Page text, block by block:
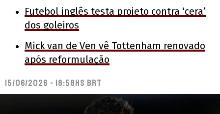
Futebol inglês testa projeto contra ‘cera’
dos goleiros
Mick van de Ven vê Tottenham renovado
após reformulação
15/06/2026 - 18:58hs BRT